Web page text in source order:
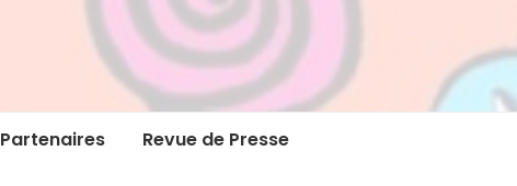
Partenaires Revue de Presse